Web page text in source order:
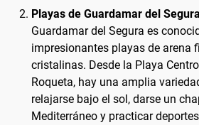
Playas de Guardamar del
Guardamar del Segura es
impresionantes playas de arena
cristalinas. Desde la Playa
Roqueta, hay una amplia
relajarse bajo el sol, darse un
Mediterráneo y practicar